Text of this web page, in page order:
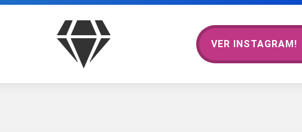
VER INSTAGRAM!